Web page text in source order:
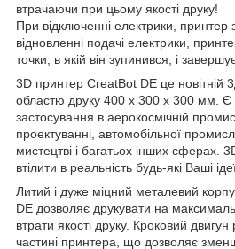
втрачаючи при цьому якості друку!
При відключенні електрики, принтер
відновленні подачі електрики,
точки, в якій він зупинився, і
3D принтер CreatBot DE це новітній
областю друку 400 х 300 х 300 мм. Є
застосування в аерокосмічній
проектуванні, автомобільної
мистецтві і багатьох інших сферах.
втілити в реальність будь-які Ваші
Литий і дуже міцний металевий
DE дозволяє друкувати на
втрати якості друку. Кроковий
частині принтера, що дозволяє